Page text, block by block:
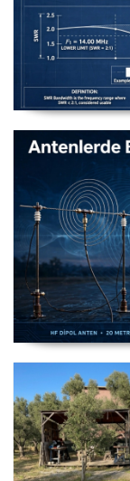
Uzuntel’den
Antenlerde